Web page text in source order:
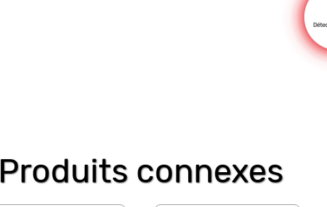
Produits connexes